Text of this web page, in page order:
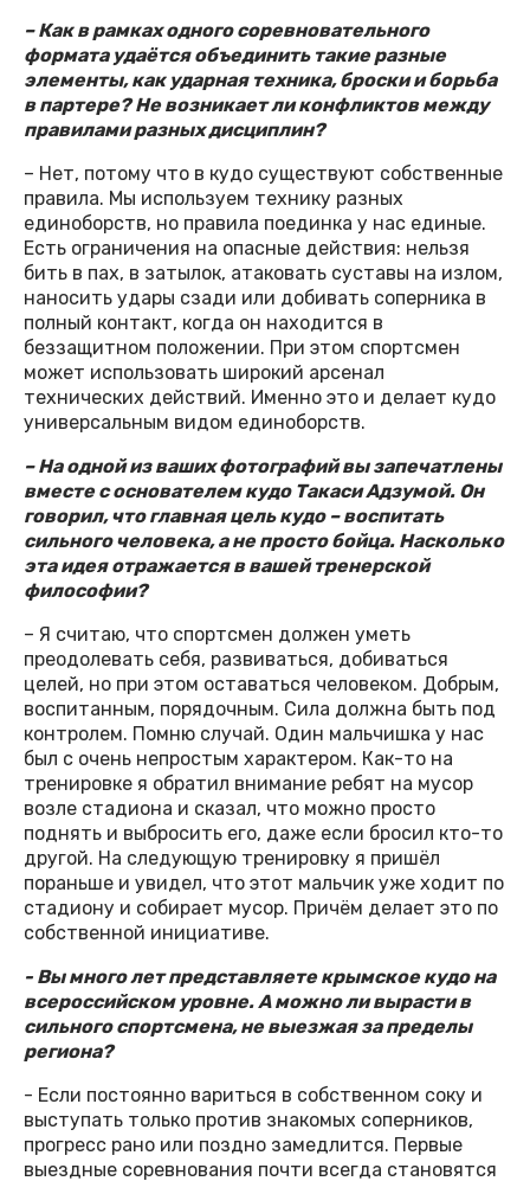
– Как в рамках одного соревновательного
формата удаётся объединить такие разные
элементы, как ударная техника, броски и борьба
в партере? Не возникает ли конфликтов между
правилами разных дисциплин?
– Нет, потому что в кудо существуют собственные
правила. Мы используем технику разных
единоборств, но правила поединка у нас единые.
Есть ограничения на опасные действия: нельзя
бить в пах, в затылок, атаковать суставы на излом,
наносить удары сзади или добивать соперника в
полный контакт, когда он находится в
беззащитном положении. При этом спортсмен
может использовать широкий арсенал
технических действий. Именно это и делает кудо
универсальным видом единоборств.
– На одной из ваших фотографий вы запечатлены
вместе с основателем кудо Такаси Адзумой. Он
говорил, что главная цель кудо – воспитать
сильного человека, а не просто бойца. Насколько
эта идея отражается в вашей тренерской
философии?
– Я считаю, что спортсмен должен уметь
преодолевать себя, развиваться, добиваться
целей, но при этом оставаться человеком. Добрым,
воспитанным, порядочным. Сила должна быть под
контролем. Помню случай. Один мальчишка у нас
был с очень непростым характером. Как-то на
тренировке я обратил внимание ребят на мусор
возле стадиона и сказал, что можно просто
поднять и выбросить его, даже если бросил кто-то
другой. На следующую тренировку я пришёл
пораньше и увидел, что этот мальчик уже ходит по
стадиону и собирает мусор. Причём делает это по
собственной инициативе.
- Вы много лет представляете крымское кудо на
всероссийском уровне. А можно ли вырасти в
сильного спортсмена, не выезжая за пределы
региона?
- Если постоянно вариться в собственном соку и
выступать только против знакомых соперников,
прогресс рано или поздно замедлится. Первые
выездные соревнования почти всегда становятся